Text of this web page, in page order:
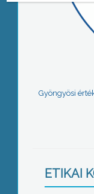
Gyöngyösi
ETIKAI